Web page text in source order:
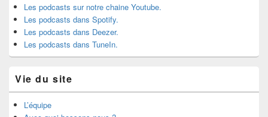
Les podcasts sur notre chaine Youtube.
Les podcasts dans Spotify.
Les podcasts dans Deezer.
Les podcasts dans TuneIn.
Vie du site
L’équipe